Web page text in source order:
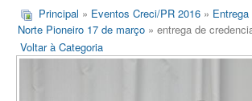
Principal » Eventos Creci/PR 2016 »
Norte Pioneiro 17 de março » entrega de
Voltar à Categoria